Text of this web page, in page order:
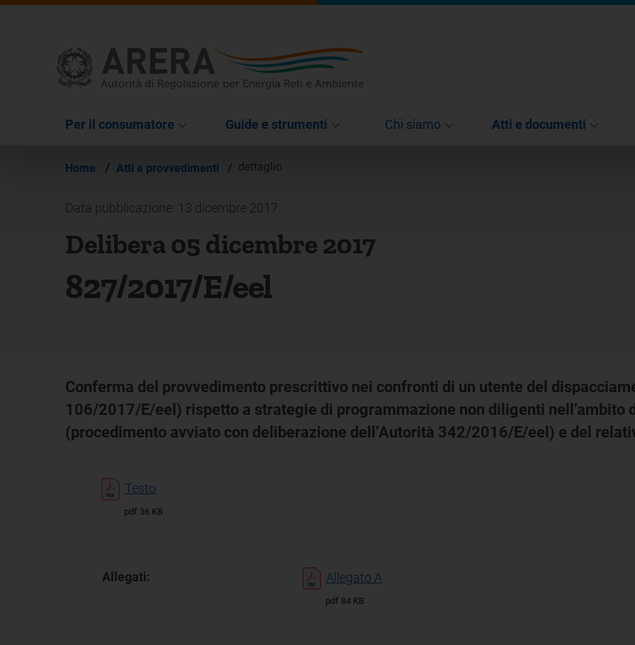
Per il consumatore Guide e strumenti Chi siamo Atti e documenti
Home / Atti e provvedimenti / dettaglio
Data pubblicazione: 13 dicembre 2017
Delibera 05 dicembre 2017
827/2017/E/eel
Conferma del provvedimento prescrittivo nei confronti di un utente del
106/2017/E/eel) rispetto a strategie di programmazione non diligenti nell’ambito
(procedimento avviato con deliberazione dell’Autorità 342/2016/E/eel) e del
Testo
pdf 36 KB
Allegati: Allegato A
pdf 84 KB